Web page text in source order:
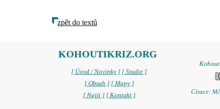
zpět do textů
KOHOUTIKRIZ.ORG
[ Úvod / Novinky ] [ Studie ]
[ Obsah ] [ Mapy ]
[ Najít ] [ Kontakt ] Citace: